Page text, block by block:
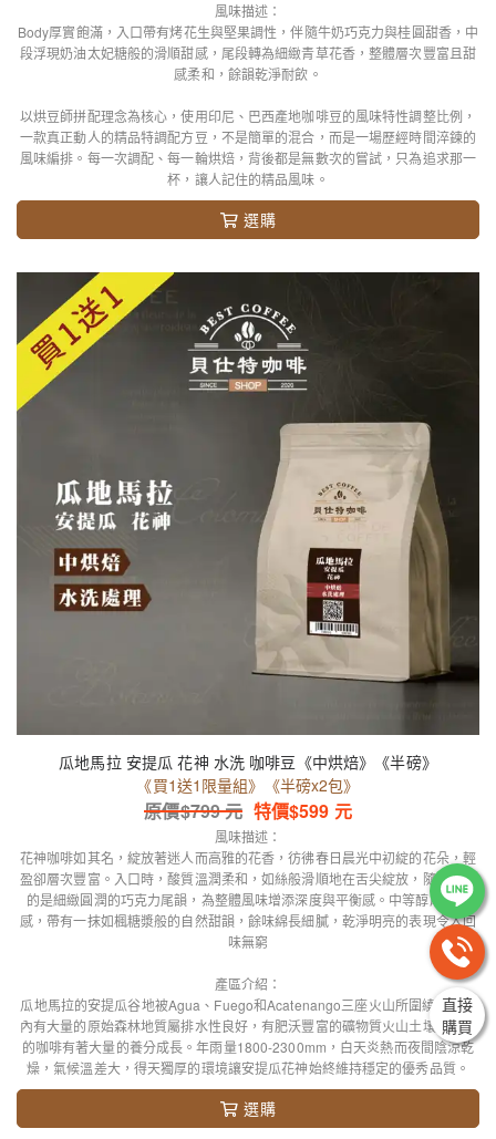
風味描述：
Body厚實飽滿，入口帶有烤花生與堅果調性，伴隨牛奶巧克力與桂圓甜香，中
段浮現奶油太妃糖般的滑順甜感，尾段轉為細緻青草花香，整體層次豐富且甜
感柔和，餘韻乾淨耐飲。
以烘豆師拼配理念為核心，使用印尼、巴西產地咖啡豆的風味特性調整比例，
一款真正動人的精品特調配方豆，不是簡單的混合，而是一場歷經時間淬鍊的
風味編排。每一次調配、每一輪烘焙，背後都是無數次的嘗試，只為追求那一
杯，讓人記住的精品風味。
選購
瓜地馬拉 安提瓜 花神 水洗 咖啡豆《中烘焙》《半磅》
《買1送1限量組》《半磅x2包》
原價$799元 特價$599 元
風味描述：
花神咖啡如其名，綻放著迷人而高雅的花香，彷彿春日晨光中初綻的花朵，輕
盈卻層次豐富。入口時，酸質溫潤柔和，如絲般滑順地在舌尖綻放，隨之而來
的是細緻圓潤的巧克力尾韻，為整體風味增添深度與平衡感。中等醇厚的口
感，帶有一抹如楓糖漿般的自然甜韻，餘味綿長細膩，乾淨明亮的表現令人回
味無窮
產區介紹：
瓜地馬拉的安提瓜谷地被Agua、Fuego和Acatenango三座火山所圍繞，產區
內有大量的原始森林地質屬排水性良好，有肥沃豐富的礦物質火山土壤讓產區
的咖啡有著大量的養分成長。年雨量1800-2300mm，白天炎熱而夜間陰涼乾
燥，氣候溫差大，得天獨厚的環境讓安提瓜花神始終維持穩定的優秀品質。
選購
直接
購買